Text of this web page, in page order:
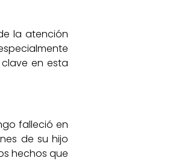
la atención
en esta
falleció en
de su hijo
hechos que